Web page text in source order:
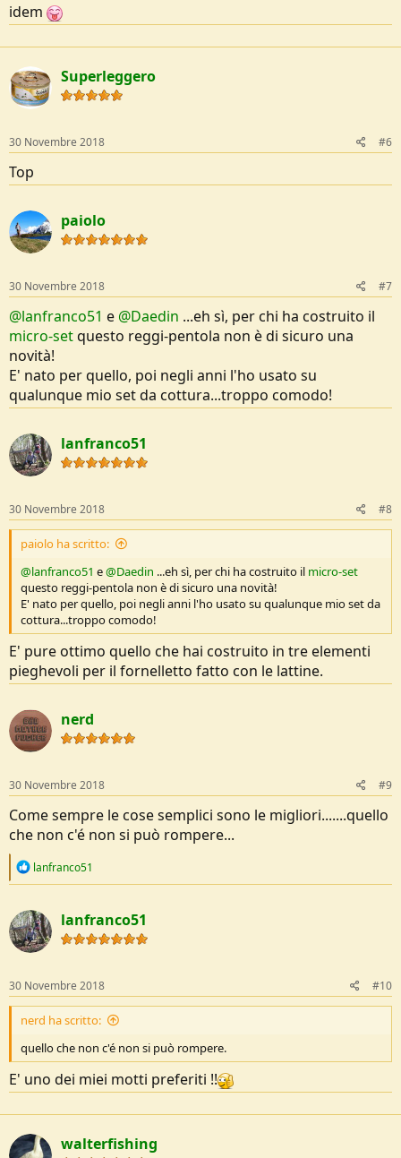
idem
Superleggero
30 Novembre 2018 #6
Top
paiolo
30 Novembre 2018 #7
@lanfranco51 e @Daedin ...eh sì, per chi ha costruito il
micro-setquesto reggi-pentola non è di sicuro una
novità!
E' nato per quello, poi negli anni l'ho usato su
qualunque mio set da cottura...troppo comodo!
lanfranco51
30 Novembre 2018 #8
paiolo ha scritto:
@lanfranco51 e@Daedin ...eh sì, per chi ha costruito il micro-set
questo reggi-pentola non è di sicuro una novità!
E' nato per quello, poi negli anni l'ho usato su qualunque mio set da
cottura...troppo comodo!
E' pure ottimo quello che hai costruito in tre elementi
pieghevoli per il fornelletto fatto con le lattine.
nerd
30 Novembre 2018 #9
Come sempre le cose semplici sono le migliori.......quello
che non c'é non si può rompere...
R
c
t
i
o
s
:
lanfranco51
lanfranco51
30 Novembre 2018 #10
nerd ha scritto:
quello che non c'é non si può rompere.
E' uno dei miei motti preferiti !!
walterfishing